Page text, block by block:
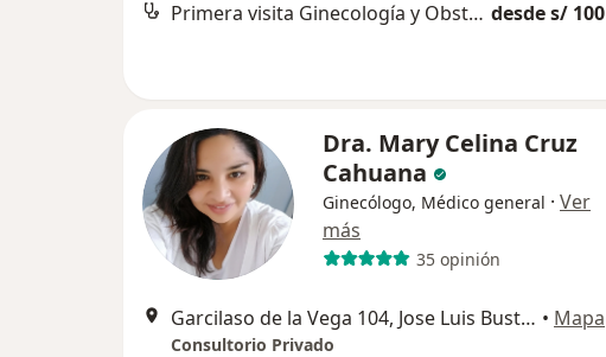
Primera visita Ginecología y Obstetricia desde s/ 100
Dra. Mary Celina Cruz
Cahuana
Ginecólogo, Médico general · Ver
más
35 opinión
Garcilaso de la Vega 104, Jose Luis Bustamante y Rivero • Mapa
Consultorio Privado